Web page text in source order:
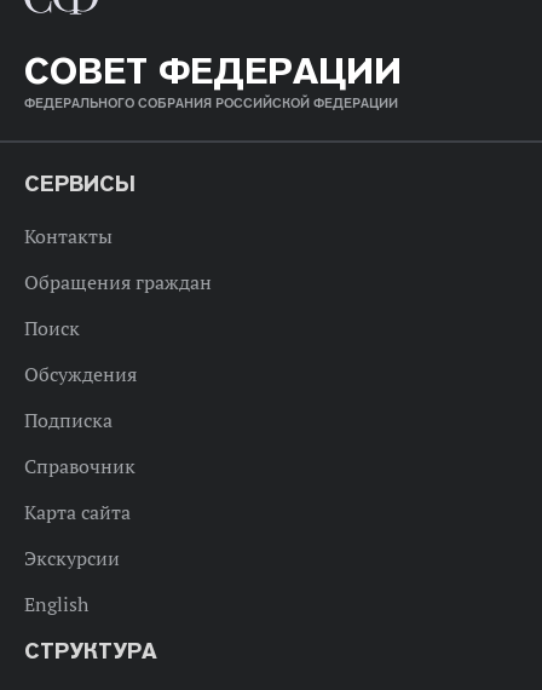
СОВЕТ ФЕДЕРАЦИИ
ФЕДЕРАЛЬНОГО СОБРАНИЯ РОССИЙСКОЙ ФЕДЕРАЦИИ
СЕРВИСЫ
Контакты
Обращения граждан
Поиск
Обсуждения
Подписка
Справочник
Карта сайта
Экскурсии
English
СТРУКТУРА